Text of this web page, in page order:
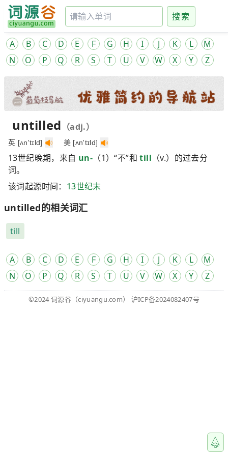
搜索
A B C D E F G H I J K L
M
N
O P Q R S T U V W X Y Z
untilled （adj.）
英 [ʌn'tɪld] 美 [ʌn'tɪld]
13世纪晚期，来自 un- （1）“不”和till （v.）的过去分
词。
该词起源时间： 13世纪末
untilled的相关词汇
till
A B C D E F G H I J K L
M
N
O P Q R S T U V W X Y Z
©2024 词源谷 （ciyuangu.com） 沪ICP备2024082407号